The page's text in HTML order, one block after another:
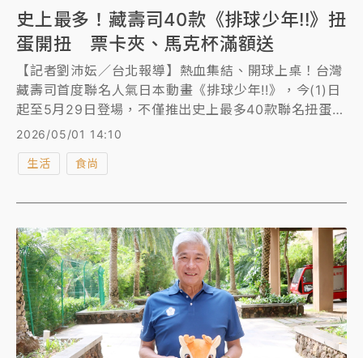
史上最多！藏壽司40款《排球少年!!》扭
蛋開扭 票卡夾、馬克杯滿額送
【記者劉沛妘／台北報導】熱血集結、開球上桌！台灣
藏壽司首度聯名人氣日本動畫《排球少年!!》，今(1)日
起至5月29日登場，不僅推出史上最多40款聯名扭蛋，
壓克力吊飾、馬口鐵徽章胸針通通有，還有兩波滿額贈
更於全台5間門市打造限定主題店，地點曝光。
2026/05/01 14:10
生活 食尚